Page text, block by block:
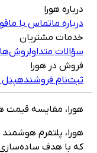
هورا
ماتماس با ما
مشتریان
متداولروش‌های
در هورا
فروشندهپنل
مقایسه قیمت
پلتفرم هوشمند
با هدف ساده‌سازی